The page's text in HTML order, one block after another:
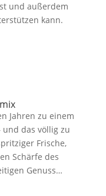
und außerdem
kann.
Jahren zu einem
das völlig zu
Frische,
Schärfe des
Genuss…